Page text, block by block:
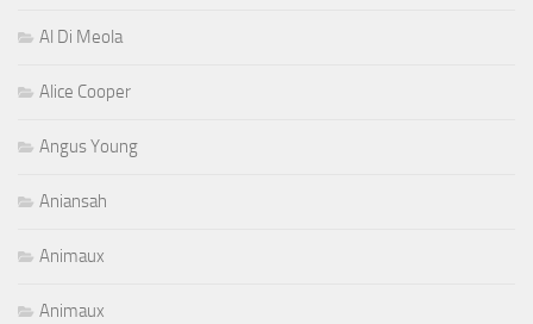
Al Di Meola
Alice Cooper
Angus Young
Aniansah
Animaux
Animaux